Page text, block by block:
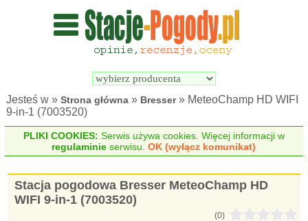
Wyszukiwarka
pogodowych
Jesteś w »Strona główna » Bresser» MeteoChamp HD WIFI
9-in-1 (7003520)
PLIKI COOKIES: Serwis używa cookies. Więcej informacji w
regulaminie serwisu.OK (wyłącz komunikat)
Stacja pogodowa Bresser MeteoChamp HD
WIFI 9-in-1 (7003520)
(0)